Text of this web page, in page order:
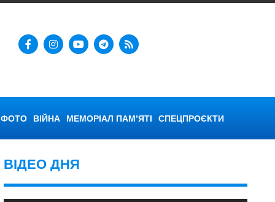
ФОТО ВІЙНА МЕМОРІАЛ ПАМ’ЯТІ СПЕЦПРОЄКТИ
ВІДЕО ДНЯ